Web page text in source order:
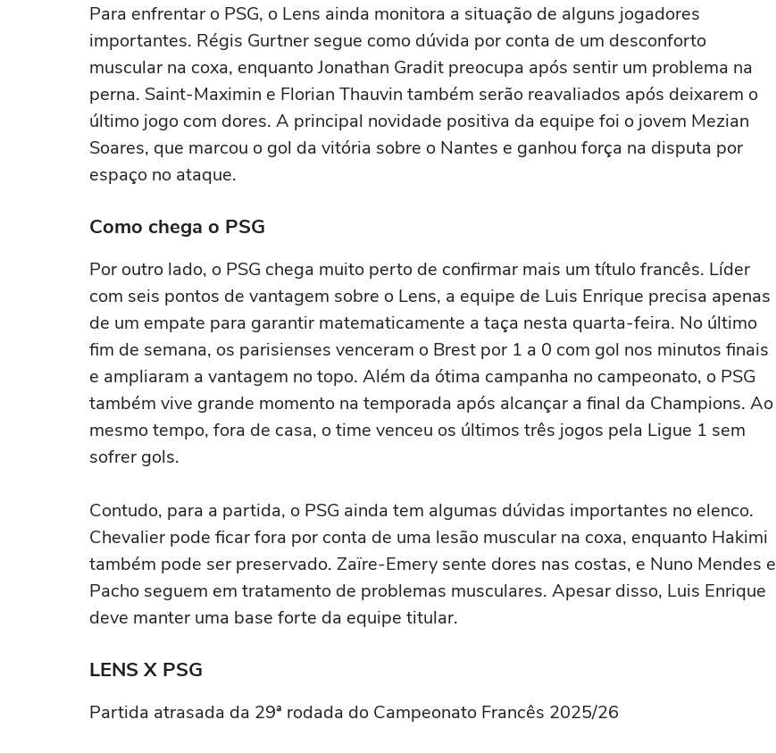
Para enfrentar o PSG, o Lens ainda monitora a situação de alguns jogadores
importantes. Régis Gurtner segue como dúvida por conta de um desconforto
muscular na coxa, enquanto Jonathan Gradit preocupa após sentir um problema na
perna. Saint-Maximin e Florian Thauvin também serão reavaliados após deixarem o
último jogo com dores. A principal novidade positiva da equipe foi o jovem Mezian
Soares, que marcou o gol da vitória sobre o Nantes e ganhou força na disputa por
espaço no ataque.
Como chega o PSG
Por outro lado, o PSG chega muito perto de confirmar mais um título francês. Líder
com seis pontos de vantagem sobre o Lens, a equipe de Luis Enrique precisa apenas
de um empate para garantir matematicamente a taça nesta quarta-feira. No último
fim de semana, os parisienses venceram o Brest por 1 a 0 com gol nos minutos finais
e ampliaram a vantagem no topo. Além da ótima campanha no campeonato, o PSG
também vive grande momento na temporada após alcançar a final da Champions. Ao
mesmo tempo, fora de casa, o time venceu os últimos três jogos pela Ligue 1 sem
sofrer gols.
Contudo, para a partida, o PSG ainda tem algumas dúvidas importantes no elenco.
Chevalier pode ficar fora por conta de uma lesão muscular na coxa, enquanto Hakimi
também pode ser preservado. Zaïre-Emery sente dores nas costas, e Nuno Mendes e
Pacho seguem em tratamento de problemas musculares. Apesar disso, Luis Enrique
deve manter uma base forte da equipe titular.
LENS X PSG
Partida atrasada da 29ª rodada do Campeonato Francês 2025/26